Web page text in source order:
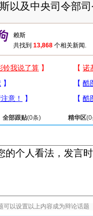
以及中央司令部
共找到 13,868 个相关新闻.
全部跟贴(0条) 精华区(0